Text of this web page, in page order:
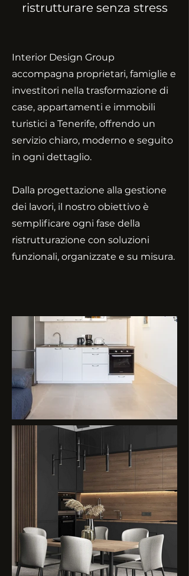
ristrutturare senza stress
Interior Design Group
accompagna proprietari, famiglie e
investitori nella trasformazione di
case, appartamenti e immobili
turistici a Tenerife, offrendo un
servizio chiaro, moderno e seguito
in ogni dettaglio.
Dalla progettazione alla gestione
dei lavori, il nostro obiettivo è
semplificare ogni fase della
ristrutturazione con soluzioni
funzionali, organizzate e su misura.